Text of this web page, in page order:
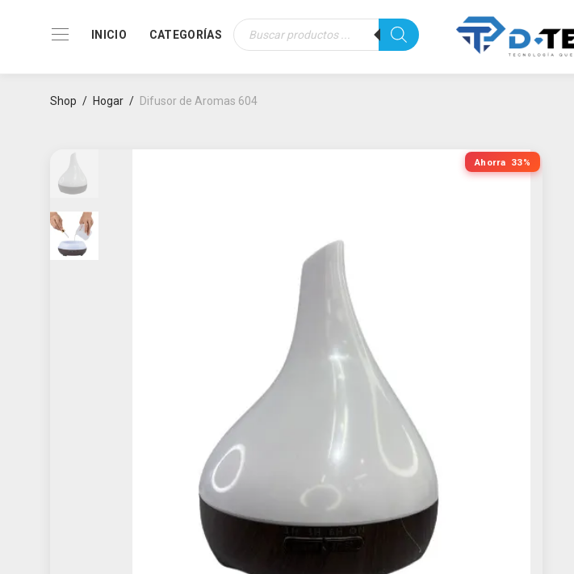
INICIO CATEGORÍAS
Búsqueda
de
Shop / Hogar / Difusor de Aromas 604
Ahorra 33%